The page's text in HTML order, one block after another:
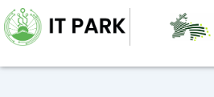
Перейти
к
содержимому